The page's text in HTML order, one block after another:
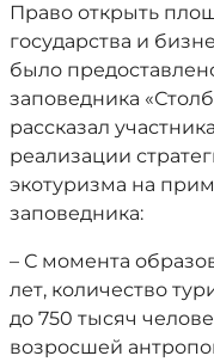
Право открыть
государства и
было
заповедника
рассказал
реализации
экотуризма на
заповедника:
– С момента
лет, количество
до 750 тысяч
возросшей